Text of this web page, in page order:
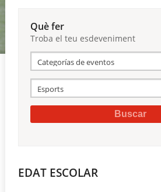
Reserves
Què fer
Troba el teu esdeveniment
EDAT ESCOLAR